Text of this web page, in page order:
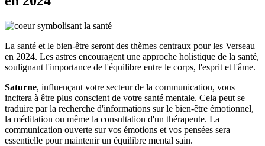
La santé et le bien-être seront des thèmes centraux pour les Verseau
en 2024. Les astres encouragent une approche holistique de la santé,
soulignant l'importance de l'équilibre entre le corps, l'esprit et l'âme.
Saturne, influençant votre secteur de la communication, vous
incitera à être plus conscient de votre santé mentale. Cela peut se
traduire par la recherche d'informations sur le bien-être émotionnel,
la méditation ou même la consultation d'un thérapeute. La
communication ouverte sur vos émotions et vos pensées sera
essentielle pour maintenir un équilibre mental sain.